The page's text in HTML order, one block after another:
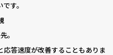
す。
。
応答速度が改善することもありま